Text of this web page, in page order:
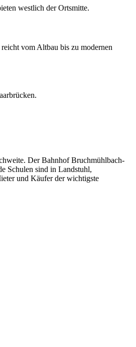
westlich der Ortsmitte.
vom Altbau bis zu modernen
Der Bahnhof Bruchmühlbach-
Schulen sind in Landstuhl,
und Käufer der wichtigste